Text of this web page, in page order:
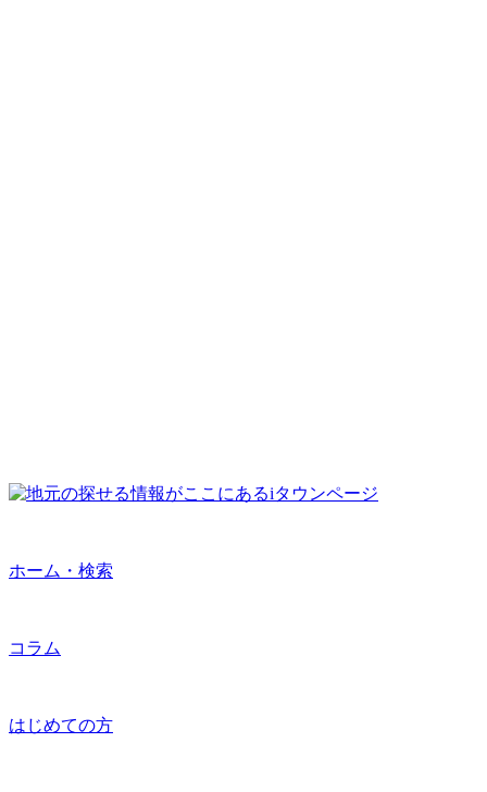
ホーム・検索
コラム
はじめての方